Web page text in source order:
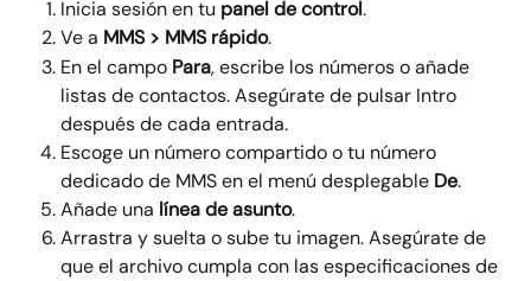
Inicia sesión en tu panel de control.
Ve a MMS > MMS rápido.
En el campo Para, escribe los números o añade
listas de contactos. Asegúrate de pulsar Intro
después de cada entrada.
Escoge un número compartido o tu número
dedicado de MMS en el menú desplegable De.
Añade una línea de asunto.
Arrastra y suelta o sube tu imagen. Asegúrate de
que el archivo cumpla con las especificaciones de